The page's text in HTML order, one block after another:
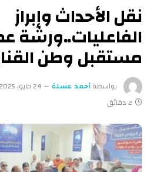
نقل الأحداث وإبراز
الفاعليات..ورشة
مستقبل وطن
بواسطةأحمد عسلة 24 مايو، 2025
2 دقائق